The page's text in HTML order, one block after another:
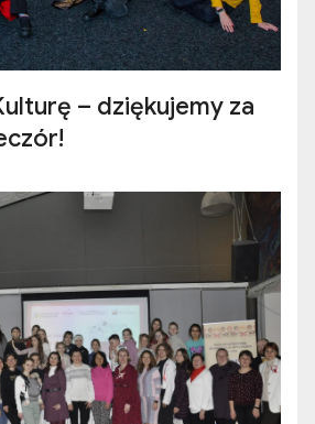
– dziękujemy za